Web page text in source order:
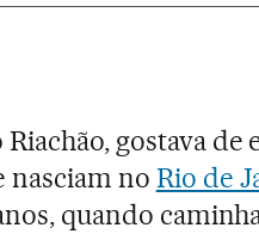
gostava de
nasciam no Rio de
quando